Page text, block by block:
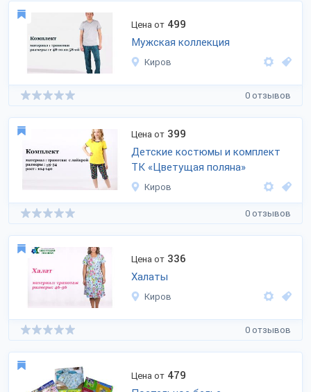
Цена от 499
Мужская коллекция
Киров
0 отзывов
Цена от 399
Детские костюмы и комплект
ТК «Цветущая поляна»
Киров
0 отзывов
Цена от 336
Халаты
Киров
0 отзывов
Цена от 479